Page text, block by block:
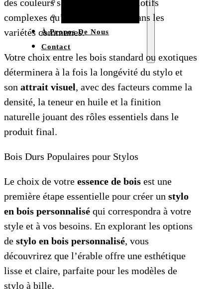
À Propos De Nous
Contact
des couleurs saisissantes et des motifs
complexes qu’on ne trouve pas dans les
variétés communes.
Votre choix entre les bois standard ou exotiques
déterminera à la fois la longévité du stylo et
son attrait visuel, avec des facteurs comme la
densité, la teneur en huile et la finition
naturelle jouant des rôles essentiels dans le
produit final.
Bois Durs Populaires pour Stylos
Le choix de votre essence de bois est une
première étape essentielle pour créer un stylo
en bois personnalisé qui correspondra à votre
style et à vos besoins. En explorant les options
de stylo en bois personnalisé, vous
découvrirez que l’érable offre une esthétique
lisse et claire, parfaite pour les modèles de
stylo à bille.